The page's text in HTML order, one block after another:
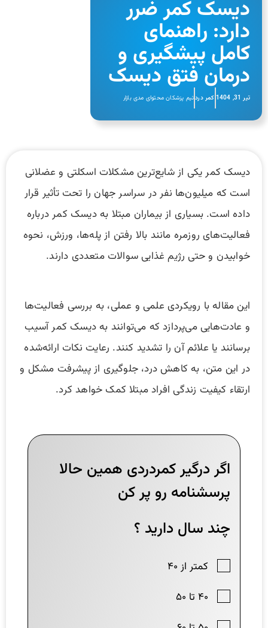
دیسک کمر ضرر
دارد: راهنمای
کامل پیشگیری و
درمان فتق دیسک
تیر 31, 1404 کمر دردتیم پزشکان محتوای مدی بازار
دیسک کمر یکی از شایع‌ترین مشکلات اسکلتی و عضلانی
است که میلیون‌ها نفر در سراسر جهان را تحت تأثیر قرار
داده است. بسیاری از بیماران مبتلا به دیسک کمر درباره
فعالیت‌های روزمره مانند بالا رفتن از پله‌ها، ورزش، نحوه
خوابیدن و حتی رژیم غذایی سوالات متعددی دارند.
این مقاله با رویکردی علمی و عملی، به بررسی فعالیت‌ها
و عادت‌هایی می‌پردازد که می‌توانند به دیسک کمر آسیب
برسانند یا علائم آن را تشدید کنند. رعایت نکات ارائه‌شده
در این متن، به کاهش درد، جلوگیری از پیشرفت مشکل و
ارتقاء کیفیت زندگی افراد مبتلا کمک خواهد کرد.